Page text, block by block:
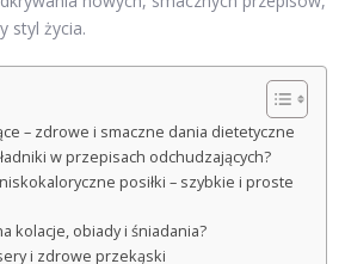
styl życia.
– zdrowe i smaczne dania dietetyczne
w przepisach odchudzających?
posiłki – szybkie i proste
kolacje, obiady i śniadania?
i zdrowe przekąski